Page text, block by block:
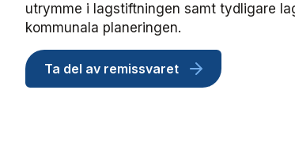
utrymme i lagstiftningen samt tydligare
kommunala planeringen.
Ta del av remissvaret